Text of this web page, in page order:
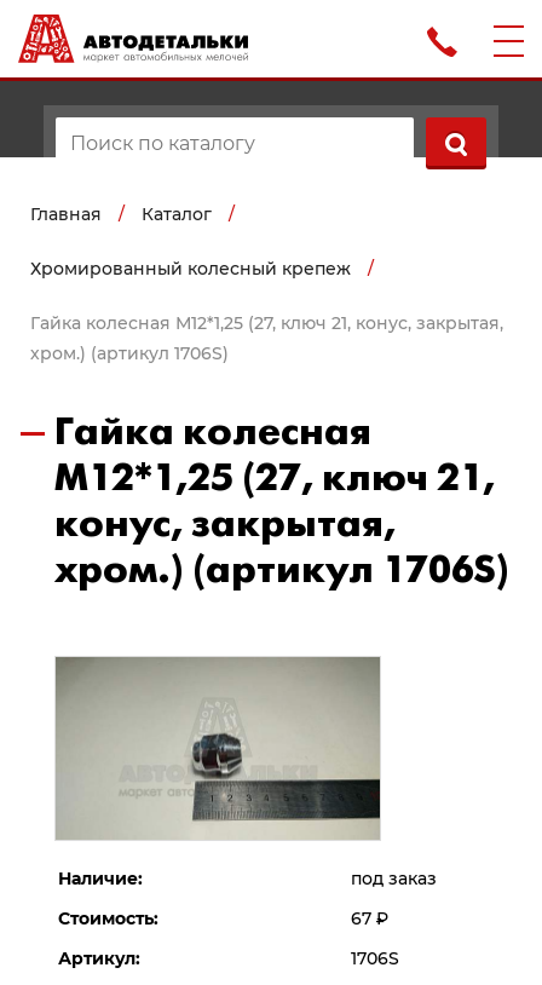
Главная / Каталог /
Хромированный колесный крепеж /
Гайка колесная М12*1,25 (27, ключ 21, конус, закрытая,
хром.) (артикул 1706S)
Гайка колесная
М12*1,25 (27, ключ 21,
конус, закрытая,
хром.) (артикул 1706S)
Наличие:
под заказ
Стоимость:
67 Р
Артикул:
1706S